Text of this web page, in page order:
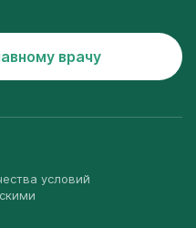
врачу
условий